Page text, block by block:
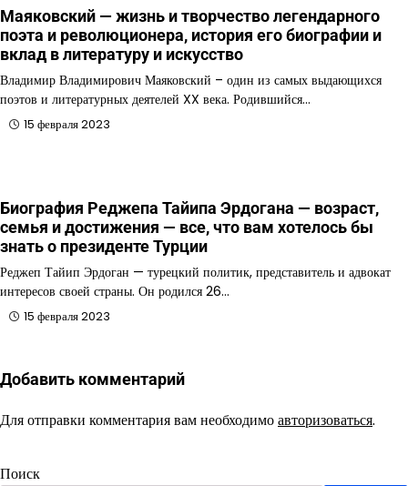
Маяковский — жизнь и творчество легендарного
поэта и революционера, история его биографии и
вклад в литературу и искусство
Владимир Владимирович Маяковский – один из самых выдающихся
поэтов и литературных деятелей XX века. Родившийся…
15 февраля 2023
Биография Реджепа Тайипа Эрдогана — возраст,
семья и достижения — все, что вам хотелось бы
знать о президенте Турции
Реджеп Тайип Эрдоган — турецкий политик, представитель и адвокат
интересов своей страны. Он родился 26…
15 февраля 2023
Добавить комментарий
Для отправки комментария вам необходимоавторизоваться.
Поиск